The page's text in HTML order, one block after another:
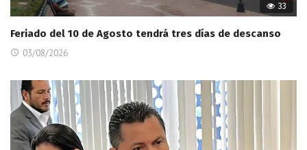
33
Feriado del 10 de Agosto tendrá tres días de descanso
03/08/2026